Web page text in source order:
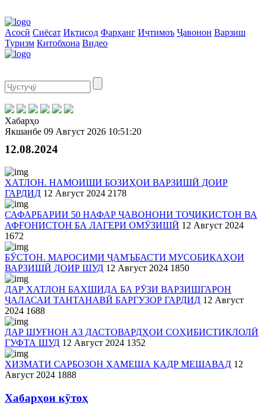
Асосӣ Сиёсат Иқтисод Фарҳанг Иҷтимоъ Ҷавонон Варзиш
Туризм Китобхона Видео
Хабарҳо
Якшанбе 09 Август 2026 10:51:20
12.08.2024
ХАТЛОН. НАМОИШИ БОЗИҲОИ ВАРЗИШӢ ДОИР
ГАРДИД 12 Август 2024 2178
САФАРБАРИИ 50 НАФАР ҶАВОНОНИ ТОҶИКИСТОН ВА
АФҒОНИСТОН БА ЛАГЕРИ ОМӮЗИШӢ 12 Август 2024
1672
БӮСТОН. МАРОСИМИ ҶАМЪБАСТИ МУСОБИҚАҲОИ
ВАРЗИШӢ ДОИР ШУД 12 Август 2024 1850
ДАР ХАТЛОН БАХШИДА БА РӮЗИ ВАРЗИШГАРОН
ҶАЛАСАИ ТАНТАНАВӢ БАРГУЗОР ГАРДИД 12 Август
2024 1688
ДАР ШУҒНОН АЗ ДАСТОВАРДҲОИ СОҲИБИСТИҚЛОЛӢ
ГУФТА ШУД 12 Август 2024 1352
ХИЗМАТИ САРБОЗОН ҲАМЕША ҚАДР МЕШАВАД 12
Август 2024 1888
Хабарҳои кӯтоҳ